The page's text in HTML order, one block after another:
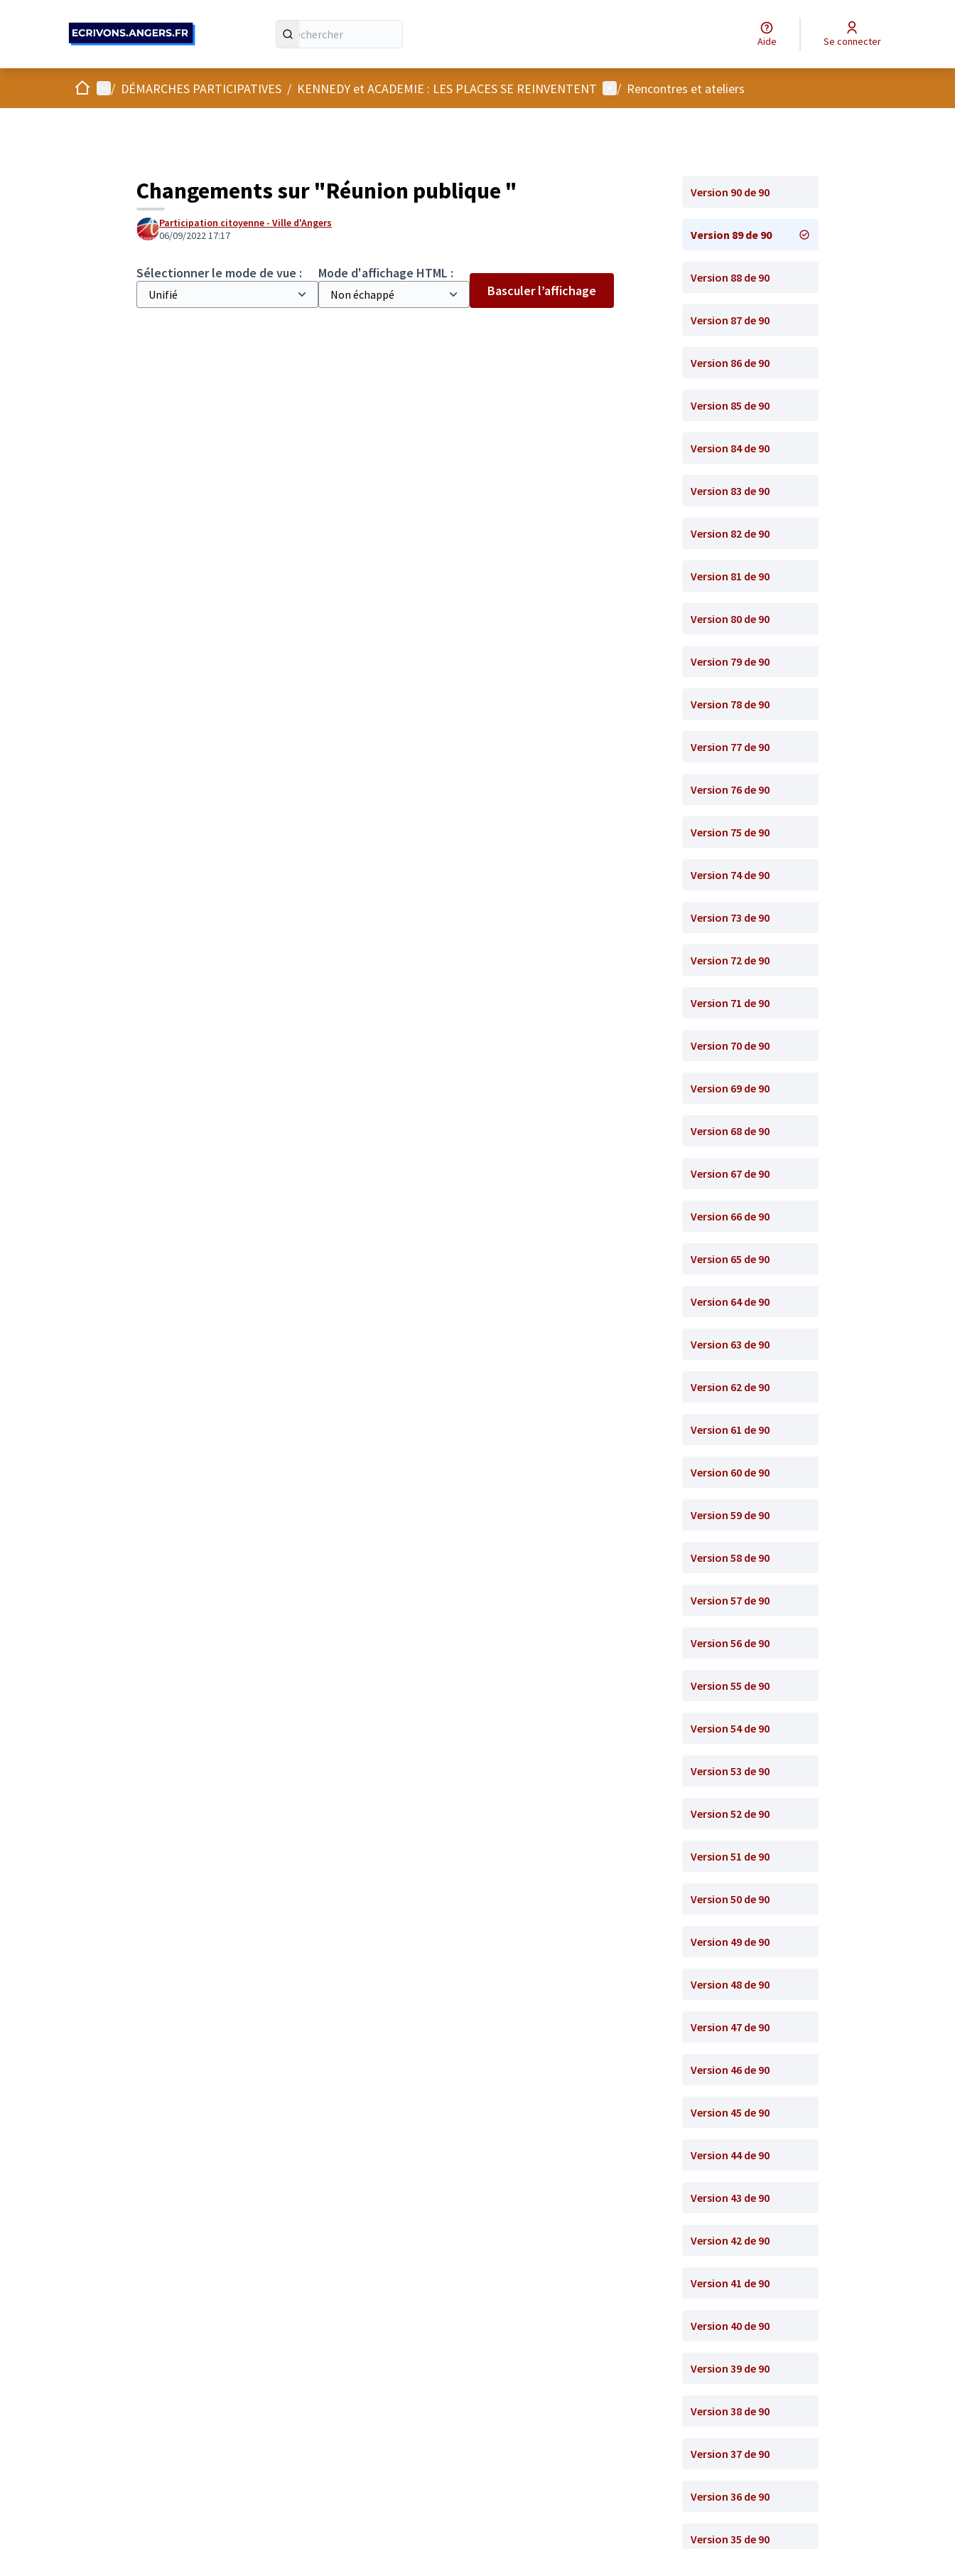
Aide Se connecter
AccueilMenu principal
/ DÉMARCHES PARTICIPATIVES / KENNEDY et ACADEMIE : LES PLACES SE REINVENTENT Menu utilisateur
/ Rencontres et ateliers
Changements sur "Réunion publique "
Participation citoyenne - Ville d'Angers
06/09/2022 17:17
Sélectionner le mode de vue :
Mode d'affichage HTML :
Basculer l’affichage
Version 90 de 90
Version 89 de 90
Version 88 de 90
Version 87 de 90
Version 86 de 90
Version 85 de 90
Version 84 de 90
Version 83 de 90
Version 82 de 90
Version 81 de 90
Version 80 de 90
Version 79 de 90
Version 78 de 90
Version 77 de 90
Version 76 de 90
Version 75 de 90
Version 74 de 90
Version 73 de 90
Version 72 de 90
Version 71 de 90
Version 70 de 90
Version 69 de 90
Version 68 de 90
Version 67 de 90
Version 66 de 90
Version 65 de 90
Version 64 de 90
Version 63 de 90
Version 62 de 90
Version 61 de 90
Version 60 de 90
Version 59 de 90
Version 58 de 90
Version 57 de 90
Version 56 de 90
Version 55 de 90
Version 54 de 90
Version 53 de 90
Version 52 de 90
Version 51 de 90
Version 50 de 90
Version 49 de 90
Version 48 de 90
Version 47 de 90
Version 46 de 90
Version 45 de 90
Version 44 de 90
Version 43 de 90
Version 42 de 90
Version 41 de 90
Version 40 de 90
Version 39 de 90
Version 38 de 90
Version 37 de 90
Version 36 de 90
Version 35 de 90